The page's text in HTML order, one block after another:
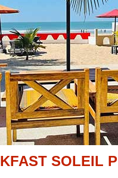
& PLAGE
|
SOLEIL